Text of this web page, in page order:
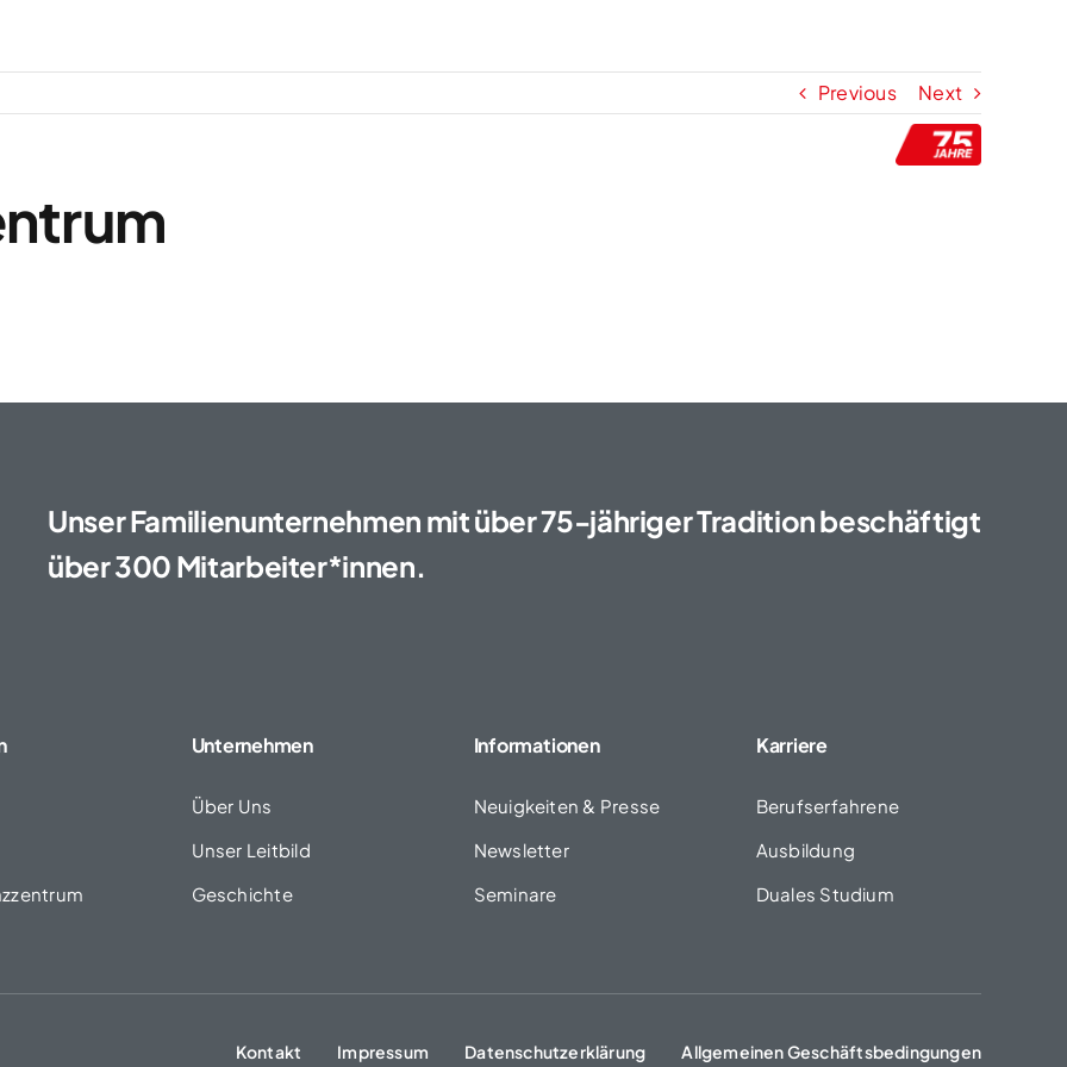
Previous Next
Unser Familienunternehmen mit über 75-jähriger Tradition beschäftigt
über 300 Mitarbeiter*innen.
Unternehmen
Über Uns
Unser Leitbild
Geschichte
Informationen
Neuigkeiten & Presse
Newsletter
Seminare
Karriere
Berufserfahrene
Ausbildung
Duales Studium
Kontakt Impressum Datenschutzerklärung Allgemeinen Geschäftsbedingungen